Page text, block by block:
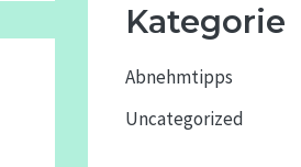
Kategorie
Abnehmtipps
Uncategorized